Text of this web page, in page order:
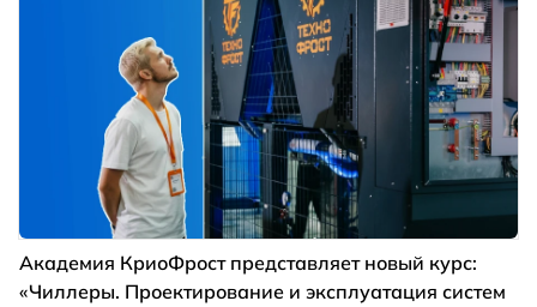
Академия КриоФрост представляет новый курс:
«Чиллеры. Проектирование и эксплуатация систем